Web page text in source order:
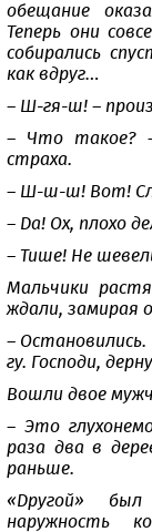
обещание
Теперь они
собирались
как вдруг…
– Ш-гя-ш! –
– Что такое?
страха.
– Ш-ш-ш! Вот!
– Да! Ох, плохо
– Тише! Не
Мальчики
ждали, замирая
–
гу. Господи,
Вошли двое
– Это
раза два в
раньше.
«Другой»
наружность